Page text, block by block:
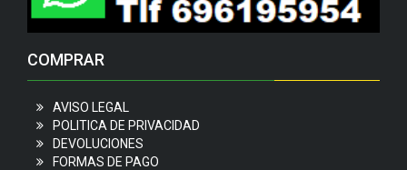
COMPRAR
AVISO LEGAL
POLITICA DE PRIVACIDAD
DEVOLUCIONES
FORMAS DE PAGO